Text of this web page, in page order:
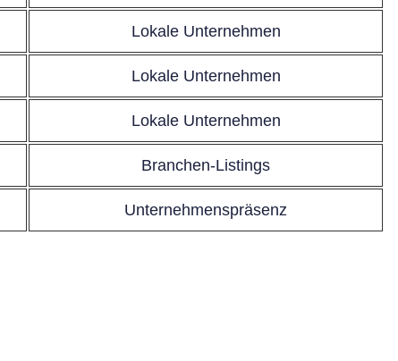
Lokale Unternehmen
Lokale Unternehmen
Lokale Unternehmen
Branchen-Listings
Unternehmenspräsenz